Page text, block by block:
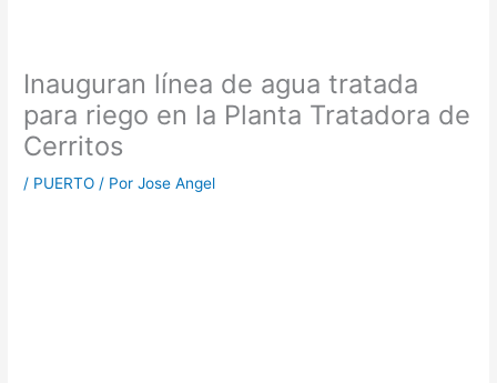
Inauguran línea de agua tratada
para riego en la Planta Tratadora de
Cerritos
/ PUERTO / PorJose Angel